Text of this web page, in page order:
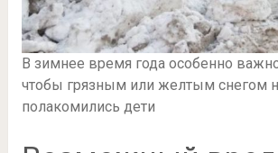
В зимнее время года особенно
чтобы грязным или желтым снегом
полакомились дети